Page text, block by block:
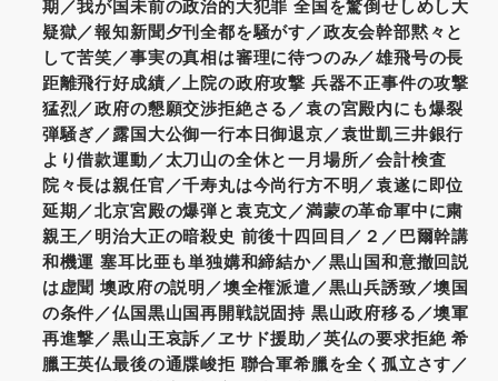
期／我が国未前の政治的大犯罪 全国を驚倒せしめし大
疑獄／報知新聞夕刊全都を騒がす／政友会幹部黙々と
して苦笑／事実の真相は審理に待つのみ／雄飛号の長
距離飛行好成績／上院の政府攻撃 兵器不正事件の攻撃
猛烈／政府の懇願交渉拒絶さる／袁の宮殿内にも爆裂
弾騒ぎ／露国大公御一行本日御退京／袁世凱三井銀行
より借款運動／太刀山の全休と一月場所／会計検査
院々長は親任官／千寿丸は今尚行方不明／袁遂に即位
延期／北京宮殿の爆弾と袁克文／満蒙の革命軍中に粛
親王／明治大正の暗殺史 前後十四回目／２／巴爾幹講
和機運 塞耳比亜も単独媾和締結か／黒山国和意撤回説
は虚聞 墺政府の説明／墺全権派遣／黒山兵誘致／墺国
の条件／仏国黒山国再開戦説固持 黒山政府移る／墺軍
再進撃／黒山王哀訴／ヱサド援助／英仏の要求拒絶 希
臘王英仏最後の通牒峻拒 聯合軍希臘を全く孤立さす／